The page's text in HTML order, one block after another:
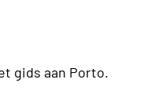
gids aan Porto.